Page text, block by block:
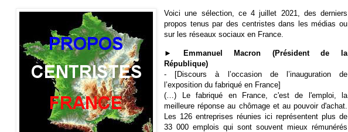
Voici une sélection, ce 4 juillet 2021, des derniers
propos tenus par des centristes dans les médias ou
sur les réseaux sociaux en France.
► Emmanuel Macron (Président de la
République)
- [Discours à l’occasion de l’inauguration de
l’exposition du fabriqué en France]
(…) Le fabriqué en France, c'est de l'emploi, la
meilleure réponse au chômage et au pouvoir d'achat.
Les 126 entreprises réunies ici représentent plus de
33 000 emplois qui sont souvent mieux rémunérés